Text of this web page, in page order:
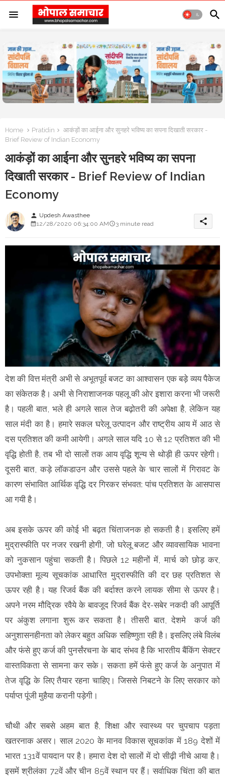
Home Pratidin
आकंड़ों का आईना और सुनहरे भविष्य का सपना दिखाती सरकार -
Brief Review of Indian Economy
आकंड़ों का आईना और सुनहरे भविष्य का सपना
दिखाती सरकार - Brief Review of Indian
Economy
person Updesh Awasthee
12/28/2020 06:34:00 AM
3 minute read share
देश की वित्त मंत्री अभी से अभूतपूर्व बजट का आश्वासन एक बड़े व्यय पैकेज
का संकेतक है। अभी से निराशाजनक पहलू की ओर इशारा करना भी जरूरी
है। पहली बात, भले ही अगले साल तेज बढ़ोतरी की अपेक्षा है, लेकिन यह
साल मंदी का है। हमारे सकल घरेलू उत्पादन और राष्ट्रीय आय में आठ से
दस प्रतिशत की कमी आयेगी। अगले साल यदि 10 से 12 प्रतिशत की भी
वृद्धि होती है, तब भी दो सालों तक आय वृद्धि शून्य से थोड़ी ही ऊपर रहेगी।
दूसरी बात, कड़े लॉकडाउन और उससे पहले के चार सालों में गिरावट के
कारण संभावित आर्थिक वृद्धि दर गिरकर संभवत: पांच प्रतिशत के आसपास
आ गयी है।
अब इसके ऊपर की कोई भी बढ़त चिंताजनक हो सकती है। इसलिए हमें
मुद्रास्फीति पर नजर रखनी होगी, जो घरेलू बजट और व्यावसायिक भावना
को नुकसान पहुंचा सकती है। पिछले 12 महीनों में, मार्च को छोड़ कर,
उपभोक्ता मूल्य सूचकांक आधारित मुद्रास्फीति की दर छह प्रतिशत से
ऊपर रही है। यह रिजर्व बैंक की बर्दाश्त करने लायक सीमा से ऊपर है।
अपने नरम मौद्रिक रवैये के बावजूद रिजर्व बैंक देर-सबेर नकदी की आपूर्ति
पर अंकुश लगाना शुरू कर सकता है। तीसरी बात, देशमे कर्ज की
अनुशासनहीनता को लेकर बहुत अधिक सहिष्णुता रही है। इसलिए लंबे विलंब
और फंसे हुए कर्ज की पुनर्संरचना के बाद संभव है कि भारतीय बैंकिंग सेक्टर
वास्तविकता से सामना कर सके। सकता हमें फंसे हुए कर्ज के अनुपात में
तेज वृद्धि के लिए तैयार रहना चाहिए। जिससे निबटने के लिए सरकार को
पर्याप्त पूंजी मुहैया करानी पड़ेगी।
चौथी और सबसे अहम बात है, शिक्षा और स्वास्थ्य पर चुपचाप पड़ता
खतरनाक असर। साल 2020 के मानव विकास सूचकांक में 189 देशों में
भारत 131वें पायदान पर है। हमारा देश दो सालों में दो सीढ़ी नीचे आया है।
इसमें श्रीलंका 72वें और चीन 85वें स्थान पर हैं। सर्वाधिक चिंता की बात